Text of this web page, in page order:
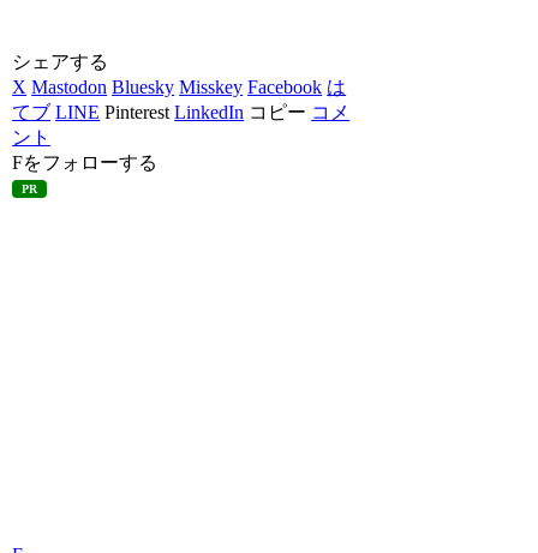
シェアする
X Mastodon Bluesky Misskey Facebook は
てブ LINE Pinterest LinkedIn コピー コメ
ント
Fをフォローする
PR